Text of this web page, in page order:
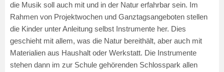
die Musik soll auch mit und in der Natur erfahrbar sein. Im
Rahmen von Projektwochen und Ganztagsangeboten stellen
die Kinder unter Anleitung selbst Instrumente her. Dies
geschieht mit allem, was die Natur bereithält, aber auch mit
Materialien aus Haushalt oder Werkstatt. Die Instrumente
stehen dann im zur Schule gehörenden Schlosspark allen